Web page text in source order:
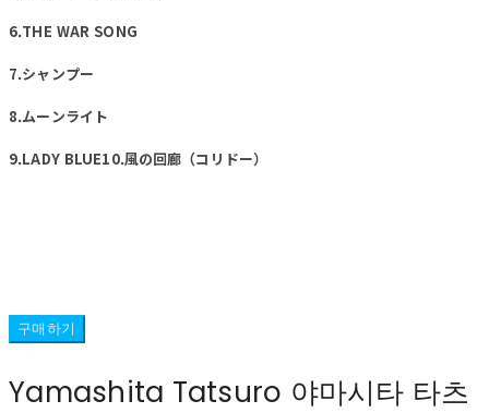
6.THE WAR SONG
7.シャンプー
8.ムーンライト
9.LADY BLUE10.風の回廊（コリドー）
구매하기
Yamashita Tatsuro 야마시타 타츠